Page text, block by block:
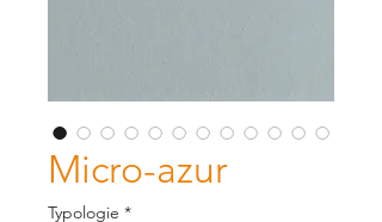
Micro-azur
Typologie *